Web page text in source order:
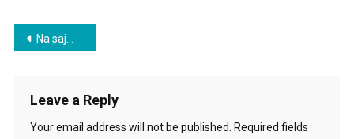
Post
Na sajmu knjiga sa Ljiljanom Šarac
Leave a Reply
Your email address will not be published.
Required fields